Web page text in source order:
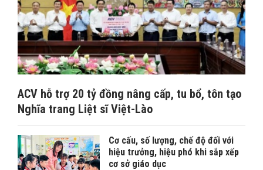
ACV hỗ trợ 20 tỷ đồng nâng cấp, tu bổ, tôn tạo
Nghĩa trang Liệt sĩ Việt-Lào
Cơ cấu, số lượng, chế độ đối với
hiệu trưởng, hiệu phó khi sắp xếp
cơ sở giáo dục